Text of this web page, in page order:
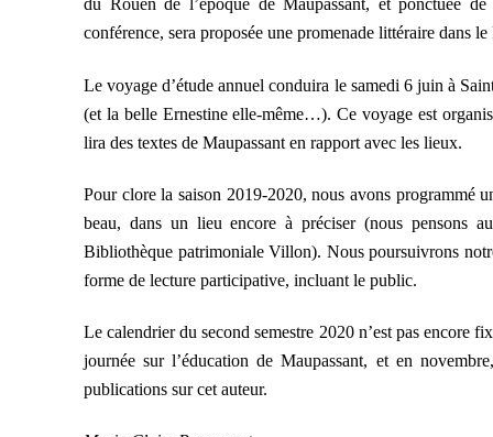
du Rouen de l’époque de Maupassant, et ponctuée
conférence, sera proposée une promenade littéraire dans
Le voyage d’étude annuel conduira le samedi 6 juin à
(et la belle Ernestine elle-même…). Ce voyage est
lira des textes de Maupassant en rapport avec les lieux.
Pour clore la saison 2019-2020, nous avons programmé
beau, dans un lieu encore à préciser (nous pensons
Bibliothèque patrimoniale Villon). Nous poursuivrons
forme de lecture participative, incluant le public.
Le calendrier du second semestre 2020 n’est pas encore
journée sur l’éducation de Maupassant, et en
publications sur cet auteur.